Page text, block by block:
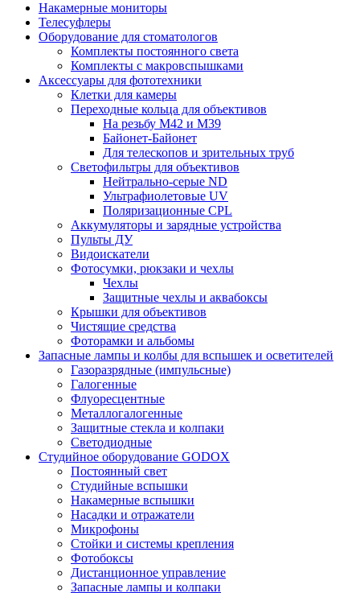
Накамерные мониторы
Телесуфлеры
Оборудование для стоматологов
Комплекты постоянного света
Комплекты с макровспышками
Аксессуары для фототехники
Клетки для камеры
Переходные кольца для объективов
На резьбу М42 и М39
Байонет-Байонет
Для телескопов и зрительных труб
Светофильтры для объективов
Нейтрально-серые ND
Ультрафиолетовые UV
Поляризационные CPL
Аккумуляторы и зарядные устройства
Пульты ДУ
Видоискатели
Фотосумки, рюкзаки и чехлы
Чехлы
Защитные чехлы и аквабоксы
Крышки для объективов
Чистящие средства
Фоторамки и альбомы
Запасные лампы и колбы для вспышек и осветителей
Газоразрядные (импульсные)
Галогенные
Флуоресцентные
Металлогалогенные
Защитные стекла и колпаки
Светодиодные
Студийное оборудование GODOX
Постоянный свет
Студийные вспышки
Накамерные вспышки
Насадки и отражатели
Микрофоны
Стойки и системы крепления
Фотобоксы
Дистанционное управление
Запасные лампы и колпаки